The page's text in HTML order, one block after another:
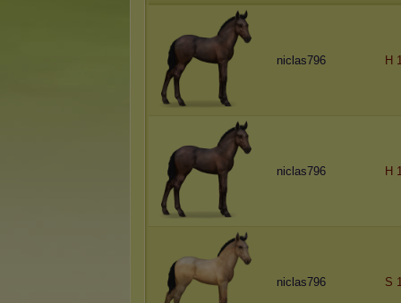
niclas796 H
niclas796 H
niclas796 S